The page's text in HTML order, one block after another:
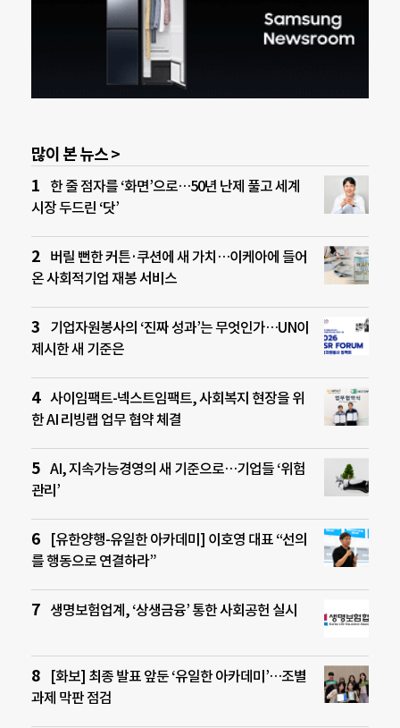
많이 본 뉴스 >
한 줄 점자를 ‘화면’으로…50년 난제 풀고 세계
시장 두드린 ‘닷’
버릴 뻔한 커튼·쿠션에 새 가치…이케아에 들어
온 사회적기업 재봉 서비스
기업자원봉사의 ‘진짜 성과’는 무엇인가…UN이
제시한 새 기준은
사이임팩트-넥스트임팩트, 사회복지 현장을 위
한 AI 리빙랩 업무 협약 체결
AI, 지속가능경영의 새 기준으로…기업들 ‘위험
관리’
[유한양행-유일한 아카데미] 이호영 대표 “선의
를 행동으로 연결하라”
생명보험업계, ‘상생금융’ 통한 사회공헌 실시
[화보] 최종 발표 앞둔 ‘유일한 아카데미’…조별
과제 막판 점검